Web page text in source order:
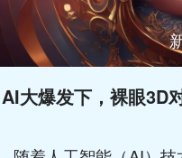
AI大爆发下，裸眼3D